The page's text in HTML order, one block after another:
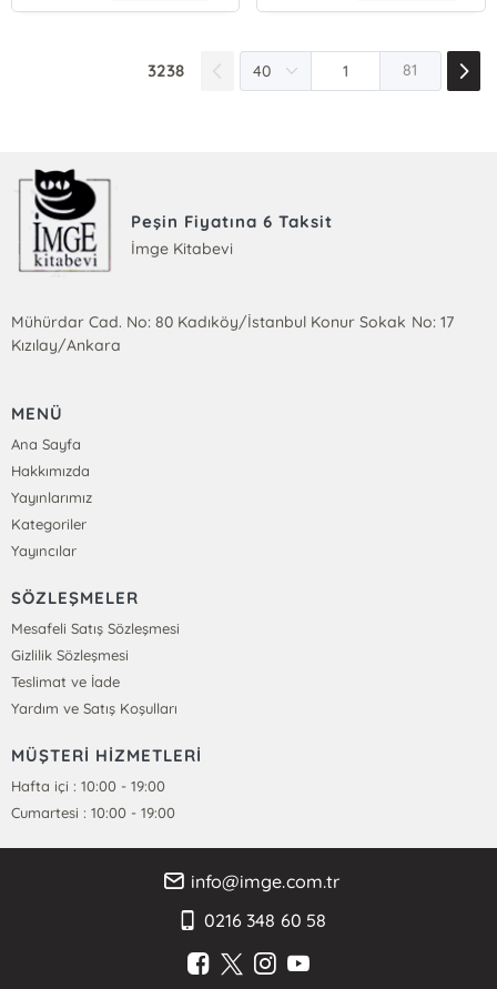
3238 81
Peşin Fiyatına 6 Taksit
İmge Kitabevi
Mühürdar Cad. No: 80 Kadıköy/İstanbul Konur Sokak No: 17
Kızılay/Ankara
MENÜ
Ana Sayfa
Hakkımızda
Yayınlarımız
Kategoriler
Yayıncılar
SÖZLEŞMELER
Mesafeli Satış Sözleşmesi
Gizlilik Sözleşmesi
Teslimat ve İade
Yardım ve Satış Koşulları
MÜŞTERİ HİZMETLERİ
Hafta içi : 10:00 - 19:00
Cumartesi : 10:00 - 19:00
info@imge.com.tr
0216 348 60 58